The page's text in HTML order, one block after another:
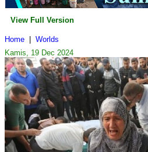
View Full Version
Home
Worlds
Kamis, 19 Dec 2024